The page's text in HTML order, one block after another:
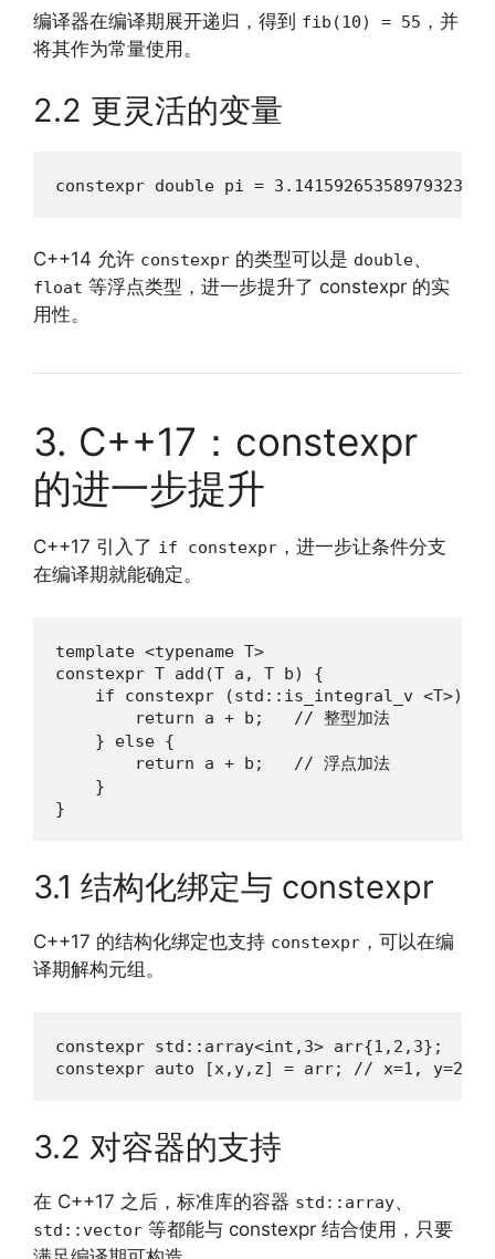
编译器在编译期展开递归，得到 fib(10) = 55 ，并
将其作为常量使用。
2.2 更灵活的变量
constexpr double pi =
C++14 允许 constexpr 的类型可以是 double、
float 等浮点类型，进一步提升了 constexpr 的实
用性。
3. C++17：constexpr
的进一步提升
C++17 引入了 if constexpr ，进一步让条件分支
在编译期就能确定。
template <typename T>
constexpr T add(T a, T b) {
    if constexpr (std::is_integral_v <T>) {
        return a + b;   // 整型加法
    } else {
        return a + b;   // 浮点加法
    }
}
3.1 结构化绑定与 constexpr
C++17 的结构化绑定也支持 constexpr ，可以在编
译期解构元组。
constexpr std::array<int,3> arr{1,2,3};
constexpr auto [x,y,z] = arr; // x=1, y=2,
3.2 对容器的支持
在 C++17 之后，标准库的容器 std::array、
std::vector 等都能与 constexpr 结合使用，只要